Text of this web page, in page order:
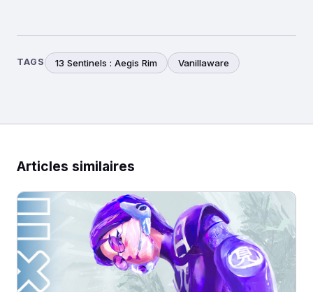
TAGS 13 Sentinels : Aegis Rim Vanillaware
Articles similaires